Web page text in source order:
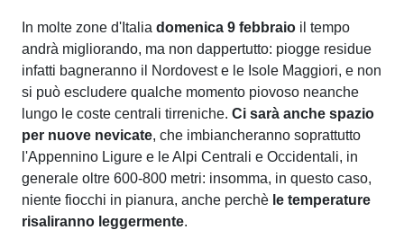
In molte zone d'Italia domenica 9 febbraio il tempo
andrà migliorando, ma non dappertutto: piogge residue
infatti bagneranno il Nordovest e le Isole Maggiori, e non
si può escludere qualche momento piovoso neanche
lungo le coste centrali tirreniche. Ci sarà anche spazio
per nuove nevicate, che imbiancheranno soprattutto
l'Appennino Ligure e le Alpi Centrali e Occidentali, in
generale oltre 600-800 metri: insomma, in questo caso,
niente fiocchi in pianura, anche perchè le temperature
risaliranno leggermente.